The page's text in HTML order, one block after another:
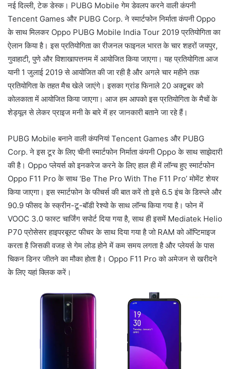
नई दिल्ली, टेक डेस्क। PUBG Mobile गेम डेवलप करने वाली कंपनी
Tencent Games और PUBG Corp. ने स्मार्टफोन निर्माता कंपनी Oppo
के साथ मिलकर Oppo PUBG Mobile India Tour 2019 प्रतियोगिता का
ऐलान किया है। इस प्रतियोगिता का रीजनल फाइनल भारत के चार शहरों जयपुर,
गुवाहाटी, पुणे और विशाखापत्तनम में आयोजित किया जाएगा। यह प्रतियोगिता आज
यानी 1 जुलाई 2019 से आयोजित की जा रही है और अगले चार महीने तक
प्रतियोगिता के तहत मैच खेले जाएंगे। इसका ग्रांड फिनाले 20 अक्टूबर को
कोलकाता में आयोजित किया जाएगा। आज हम आपको इस प्रतियोगिता के मैचों के
शेड्यूल से लेकर प्राइज मनी के बारे में हर जानकारी बताने जा रहे हैं।
PUBG Mobile बनाने वाली कंपनियां Tencent Games और PUBG
Corp. ने इस टूर के लिए चीनी स्मार्टफोन निर्माता कंपनी Oppo के साथ साझेदारी
की है। Oppo प्लेयर्स को इनकरेज करने के लिए हाल ही में लॉन्च हुए स्मार्टफोन
Oppo F11 Pro के साथ ‘Be The Pro With The F11 Pro’ मोमेंट शेयर
किया जाएगा। इस स्मार्टफोन के फीचर्स की बात करें तो इसे 6.5 इंच के डिस्प्ले और
90.9 फीसद के स्क्रीन-टू-बॉडी रेश्यो के साथ लॉन्च किया गया है। फोन में
VOOC 3.0 फास्ट चार्जिंग सपोर्ट दिया गया है, साथ ही इसमें Mediatek Helio
P70 प्रोसेसर हाइपरबूस्ट फीचर के साथ दिया गया है जो RAM को ऑप्टिमाइज
करता है जिसकी वजह से गेम लोड होने में कम समय लगता है और प्लेयर्स के पास
चिकन डिनर जीतने का मौका होता है। Oppo F11 Pro को अमेजन से खरीदने
के लिए यहां क्लिक करें।